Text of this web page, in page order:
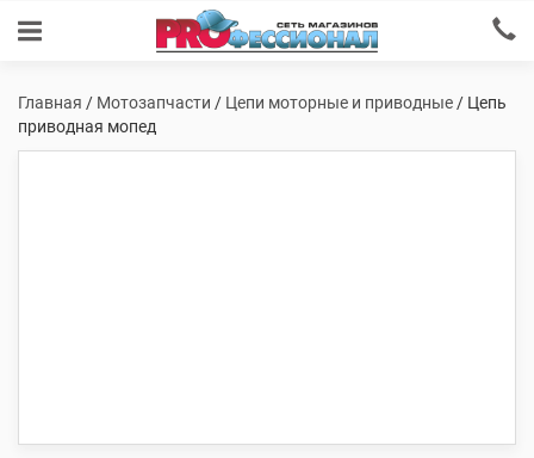
Главная / Мотозапчасти / Цепи моторные и приводные / Цепь
приводная мопед